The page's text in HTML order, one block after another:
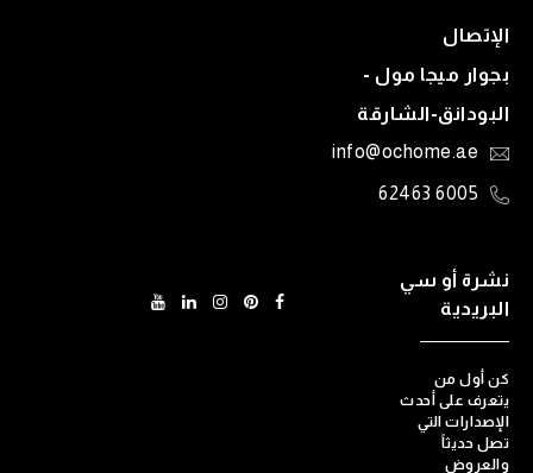
الإتصال
بجوار ميجا مول -
البودانق-الشارقة
info@ochome.ae
6005 62463
نشرة أو سي
البريدية
كن أول من
يتعرف على أحدث
الإصدارات التي
تصل حديثاً
والعروض